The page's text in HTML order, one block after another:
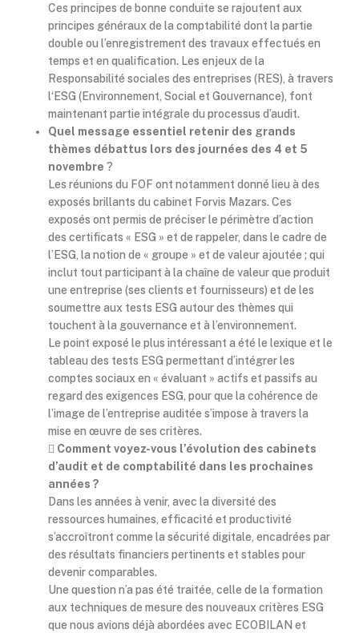
Ces principes de bonne conduite se rajoutent aux
principes généraux de la comptabilité dont la partie
double ou l’enregistrement des travaux effectués en
temps et en qualification. Les enjeux de la
Responsabilité sociales des entreprises (RES), à travers
l‘ESG (Environnement, Social et Gouvernance), font
maintenant partie intégrale du processus d’audit.
Quel message essentiel retenir des grands
thèmes débattus lors des journées des 4 et 5
novembre ?
Les réunions du FOF ont notamment donné lieu à des
exposés brillants du cabinet Forvis Mazars. Ces
exposés ont permis de préciser le périmètre d’action
des certificats « ESG » et de rappeler, dans le cadre de
l’ESG, la notion de « groupe » et de valeur ajoutée ; qui
inclut tout participant à la chaîne de valeur que produit
une entreprise (ses clients et fournisseurs) et de les
soumettre aux tests ESG autour des thèmes qui
touchent à la gouvernance et à l’environnement.
Le point exposé le plus intéressant a été le lexique et le
tableau des tests ESG permettant d’intégrer les
comptes sociaux en « évaluant » actifs et passifs au
regard des exigences ESG, pour que la cohérence de
l’image de l’entreprise auditée s’impose à travers la
mise en œuvre de ses critères.
 Comment voyez-vous l’évolution des cabinets
d’audit et de comptabilité dans les prochaines
années ?
Dans les années à venir, avec la diversité des
ressources humaines, efficacité et productivité
s’accroîtront comme la sécurité digitale, encadrées par
des résultats financiers pertinents et stables pour
devenir comparables.
Une question n’a pas été traitée, celle de la formation
aux techniques de mesure des nouveaux critères ESG
que nous avions déjà abordées avec ECOBILAN et